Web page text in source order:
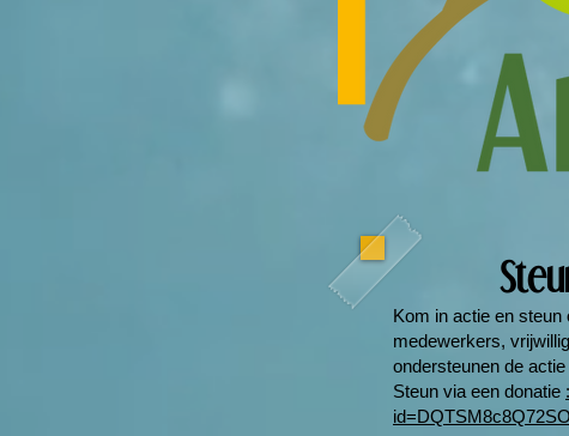
Kom in actie en
medewerkers,
ondersteunen de
Steun via een donatie